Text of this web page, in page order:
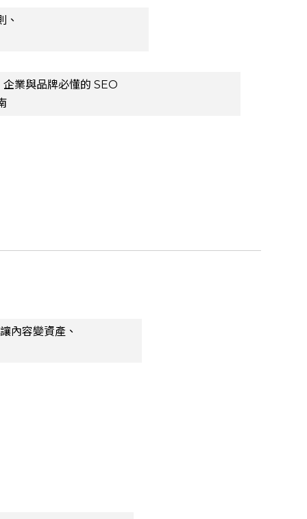
、
業與品牌必懂的 SEO
內容變資產、